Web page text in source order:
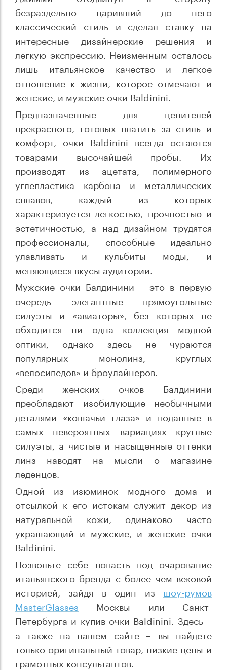
безраздельно царивший до него
классический стиль и сделал ставку на
интересные дизайнерские решения и
легкую экспрессию. Неизменным осталось
лишь итальянское качество и легкое
отношение к жизни, которое отмечают и
женские, и мужские очки Baldinini.
Предназначенные для ценителей
прекрасного, готовых платить за стиль и
комфорт, очки Baldinini всегда остаются
товарами высочайшей пробы. Их
производят из ацетата, полимерного
углепластика карбона и металлических
сплавов, каждый из которых
характеризуется легкостью, прочностью и
эстетичностью, а над дизайном трудятся
профессионалы, способные идеально
улавливать и кульбиты моды, и
меняющиеся вкусы аудитории.
Мужские очки Балдинини – это в первую
очередь элегантные прямоугольные
силуэты и «авиаторы», без которых не
обходится ни одна коллекция модной
оптики, однако здесь не чураются
популярных монолинз, круглых
«велосипедов» и броулайнеров.
Среди женских очков Балдинини
преобладают изобилующие необычными
деталями «кошачьи глаза» и поданные в
самых невероятных вариациях круглые
силуэты, а чистые и насыщенные оттенки
линз наводят на мысли о магазине
леденцов.
Одной из изюминок модного дома и
отсылкой к его истокам служит декор из
натуральной кожи, одинаково часто
украшающий и мужские, и женские очки
Baldinini.
Позвольте себе попасть под очарование
итальянского бренда с более чем вековой
историей, зайдя в один из шоу-румов
MasterGlasses Москвы или Санкт-
Петербурга и купив очки Baldinini. Здесь –
а также на нашем сайте – вы найдете
только оригинальный товар, низкие цены и
грамотных консультантов.